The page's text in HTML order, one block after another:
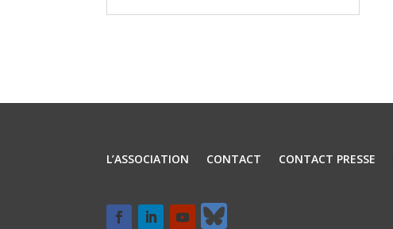
L’ASSOCIATION CONTACT CONTACT PRESSE